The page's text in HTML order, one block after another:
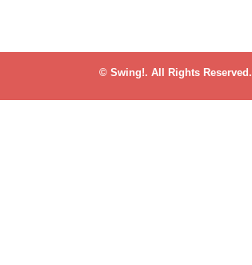
© Swing!. All Rights Reserved.